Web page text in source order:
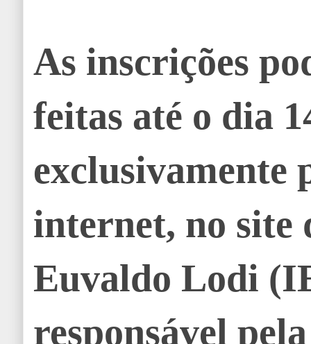
As inscrições
feitas até o dia
exclusivamente
internet, no site
Euvaldo Lodi
responsável pela